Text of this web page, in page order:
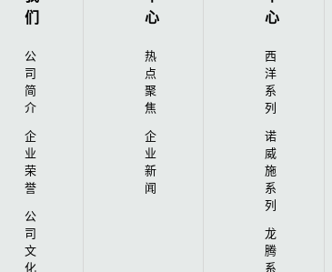
们
公
司
简
介
企
业
荣
誉
公
司
文
化
心
热
点
聚
焦
企
业
新
闻
心
西
洋
系
列
诺
威
施
系
列
龙
腾
系